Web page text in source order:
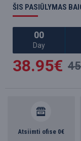
ŠIS PASIŪLYMAS
00
Day
38.95€
Atsiimti ofise 0€